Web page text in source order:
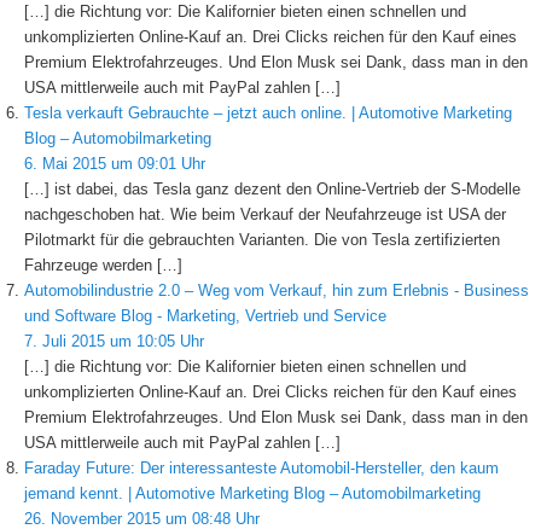
[…] die Richtung vor: Die Kalifornier bieten einen schnellen und
unkomplizierten Online-Kauf an. Drei Clicks reichen für den Kauf eines
Premium Elektrofahrzeuges. Und Elon Musk sei Dank, dass man in den
USA mittlerweile auch mit PayPal zahlen […]
Tesla verkauft Gebrauchte – jetzt auch online. | Automotive Marketing
Blog – Automobilmarketing
6. Mai 2015 um 09:01 Uhr
[…] ist dabei, das Tesla ganz dezent den Online-Vertrieb der S-Modelle
nachgeschoben hat. Wie beim Verkauf der Neufahrzeuge ist USA der
Pilotmarkt für die gebrauchten Varianten. Die von Tesla zertifizierten
Fahrzeuge werden […]
Automobilindustrie 2.0 – Weg vom Verkauf, hin zum Erlebnis - Business
und Software Blog - Marketing, Vertrieb und Service
7. Juli 2015 um 10:05 Uhr
[…] die Richtung vor: Die Kalifornier bieten einen schnellen und
unkomplizierten Online-Kauf an. Drei Clicks reichen für den Kauf eines
Premium Elektrofahrzeuges. Und Elon Musk sei Dank, dass man in den
USA mittlerweile auch mit PayPal zahlen […]
Faraday Future: Der interessanteste Automobil-Hersteller, den kaum
jemand kennt. | Automotive Marketing Blog – Automobilmarketing
26. November 2015 um 08:48 Uhr